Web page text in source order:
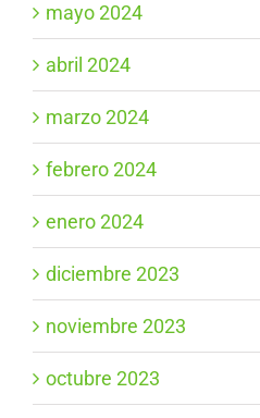
mayo 2024
abril 2024
marzo 2024
febrero 2024
enero 2024
diciembre 2023
noviembre 2023
octubre 2023